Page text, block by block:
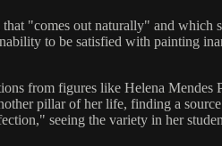
"comes out naturally" and which
to be satisfied with painting
from figures like Helena
pillar of her life, finding a
seeing the variety in her